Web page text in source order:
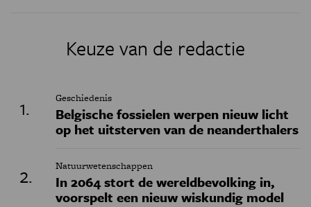
Keuze van de redactie
Geschiedenis
Belgische fossielen werpen nieuw licht
op het uitsterven van de neanderthalers
Natuurwetenschappen
In 2064 stort de wereldbevolking in,
voorspelt een nieuw wiskundig model